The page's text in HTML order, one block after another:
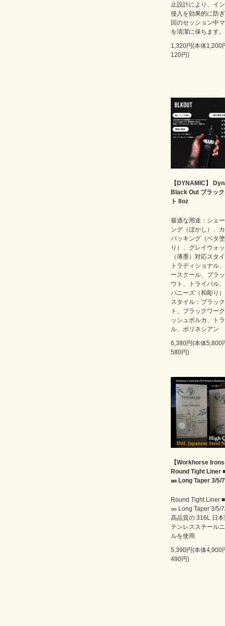
止設計により、イ
侵入を効果的に防
回のセッション中
を清潔に保ちます。
1,320円(本体1,200
120円)
【DYNAMIC】
Black Out ブラッ
ト 8oz
最適な用途：シェ
ング（ぼかし）、
パッキング（ベタ塗
り）、グレイウォ
（薄墨）対応スタ
トラディショナル
ースクール、ブラ
ウト、トライバル
パニーズ（和彫り
スタイル：ブラッ
ト、ブラックワー
ッシュポルカ、ト
ル、ポリネシアン
6,380円(本体5,800
580円)
【Workhorse
Round Tight Liner
㎜ Long Taper 3/5/
Round Tight Liner
㎜ Long Taper 3/5/
高品質の 316L 日
テンレススチール
ルを使用
5,390円(本体4,900
490円)